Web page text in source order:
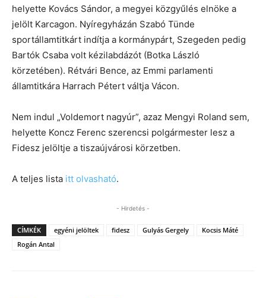
helyette Kovács Sándor, a megyei közgyűlés elnöke a
jelölt Karcagon. Nyíregyházán Szabó Tünde
sportállamtitkárt indítja a kormánypárt, Szegeden pedig
Bartók Csaba volt kézilabdázót (Botka László
körzetében). Rétvári Bence, az Emmi parlamenti
államtitkára Harrach Pétert váltja Vácon.
Nem indul „Voldemort nagyúr”, azaz Mengyi Roland sem,
helyette Koncz Ferenc szerencsi polgármester lesz a
Fidesz jelöltje a tiszaújvárosi körzetben.
A teljes lista itt olvasható.
- Hirdetés -
CÍMKÉK egyéni jelöltek fidesz Gulyás Gergely
Kocsis Máté
Rogán Antal